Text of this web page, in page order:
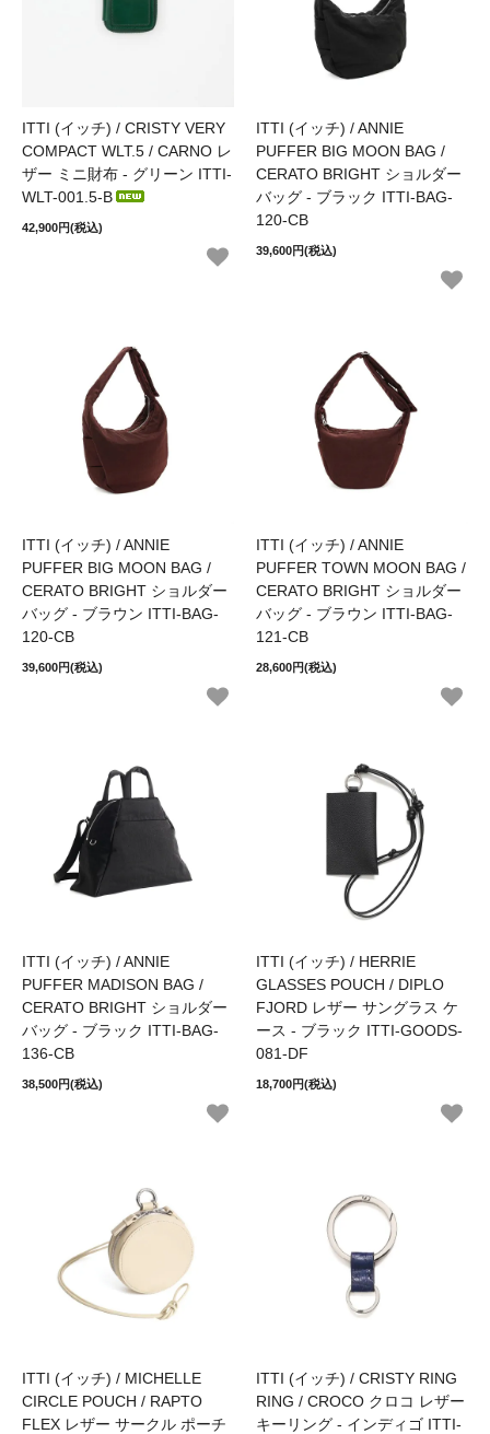
ITTI (イッチ) / CRISTY VERY
COMPACT WLT.5 / CARNO レ
ザー ミニ財布 - グリーン ITTI-
WLT-001.5-B
42,900円(税込)
ITTI (イッチ) / ANNIE
PUFFER BIG MOON BAG /
CERATO BRIGHT ショルダー
バッグ - ブラック ITTI-BAG-
120-CB
39,600円(税込)
ITTI (イッチ) / ANNIE
PUFFER BIG MOON BAG /
CERATO BRIGHT ショルダー
バッグ - ブラウン ITTI-BAG-
120-CB
39,600円(税込)
ITTI (イッチ) / ANNIE
PUFFER TOWN MOON BAG /
CERATO BRIGHT ショルダー
バッグ - ブラウン ITTI-BAG-
121-CB
28,600円(税込)
ITTI (イッチ) / ANNIE
PUFFER MADISON BAG /
CERATO BRIGHT ショルダー
バッグ - ブラック ITTI-BAG-
136-CB
38,500円(税込)
ITTI (イッチ) / HERRIE
GLASSES POUCH / DIPLO
FJORD レザー サングラス ケ
ース - ブラック ITTI-GOODS-
081-DF
18,700円(税込)
ITTI (イッチ) / MICHELLE
CIRCLE POUCH / RAPTO
FLEX レザー サークル ポーチ
ITTI (イッチ) / CRISTY RING
RING / CROCO クロコ レザー
キーリング - インディゴ ITTI-